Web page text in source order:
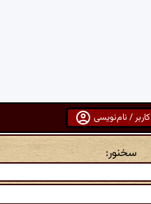
/ نام‌نویسی
سخنور: